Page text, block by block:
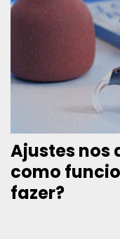
Ajustes nos
como
fazer?